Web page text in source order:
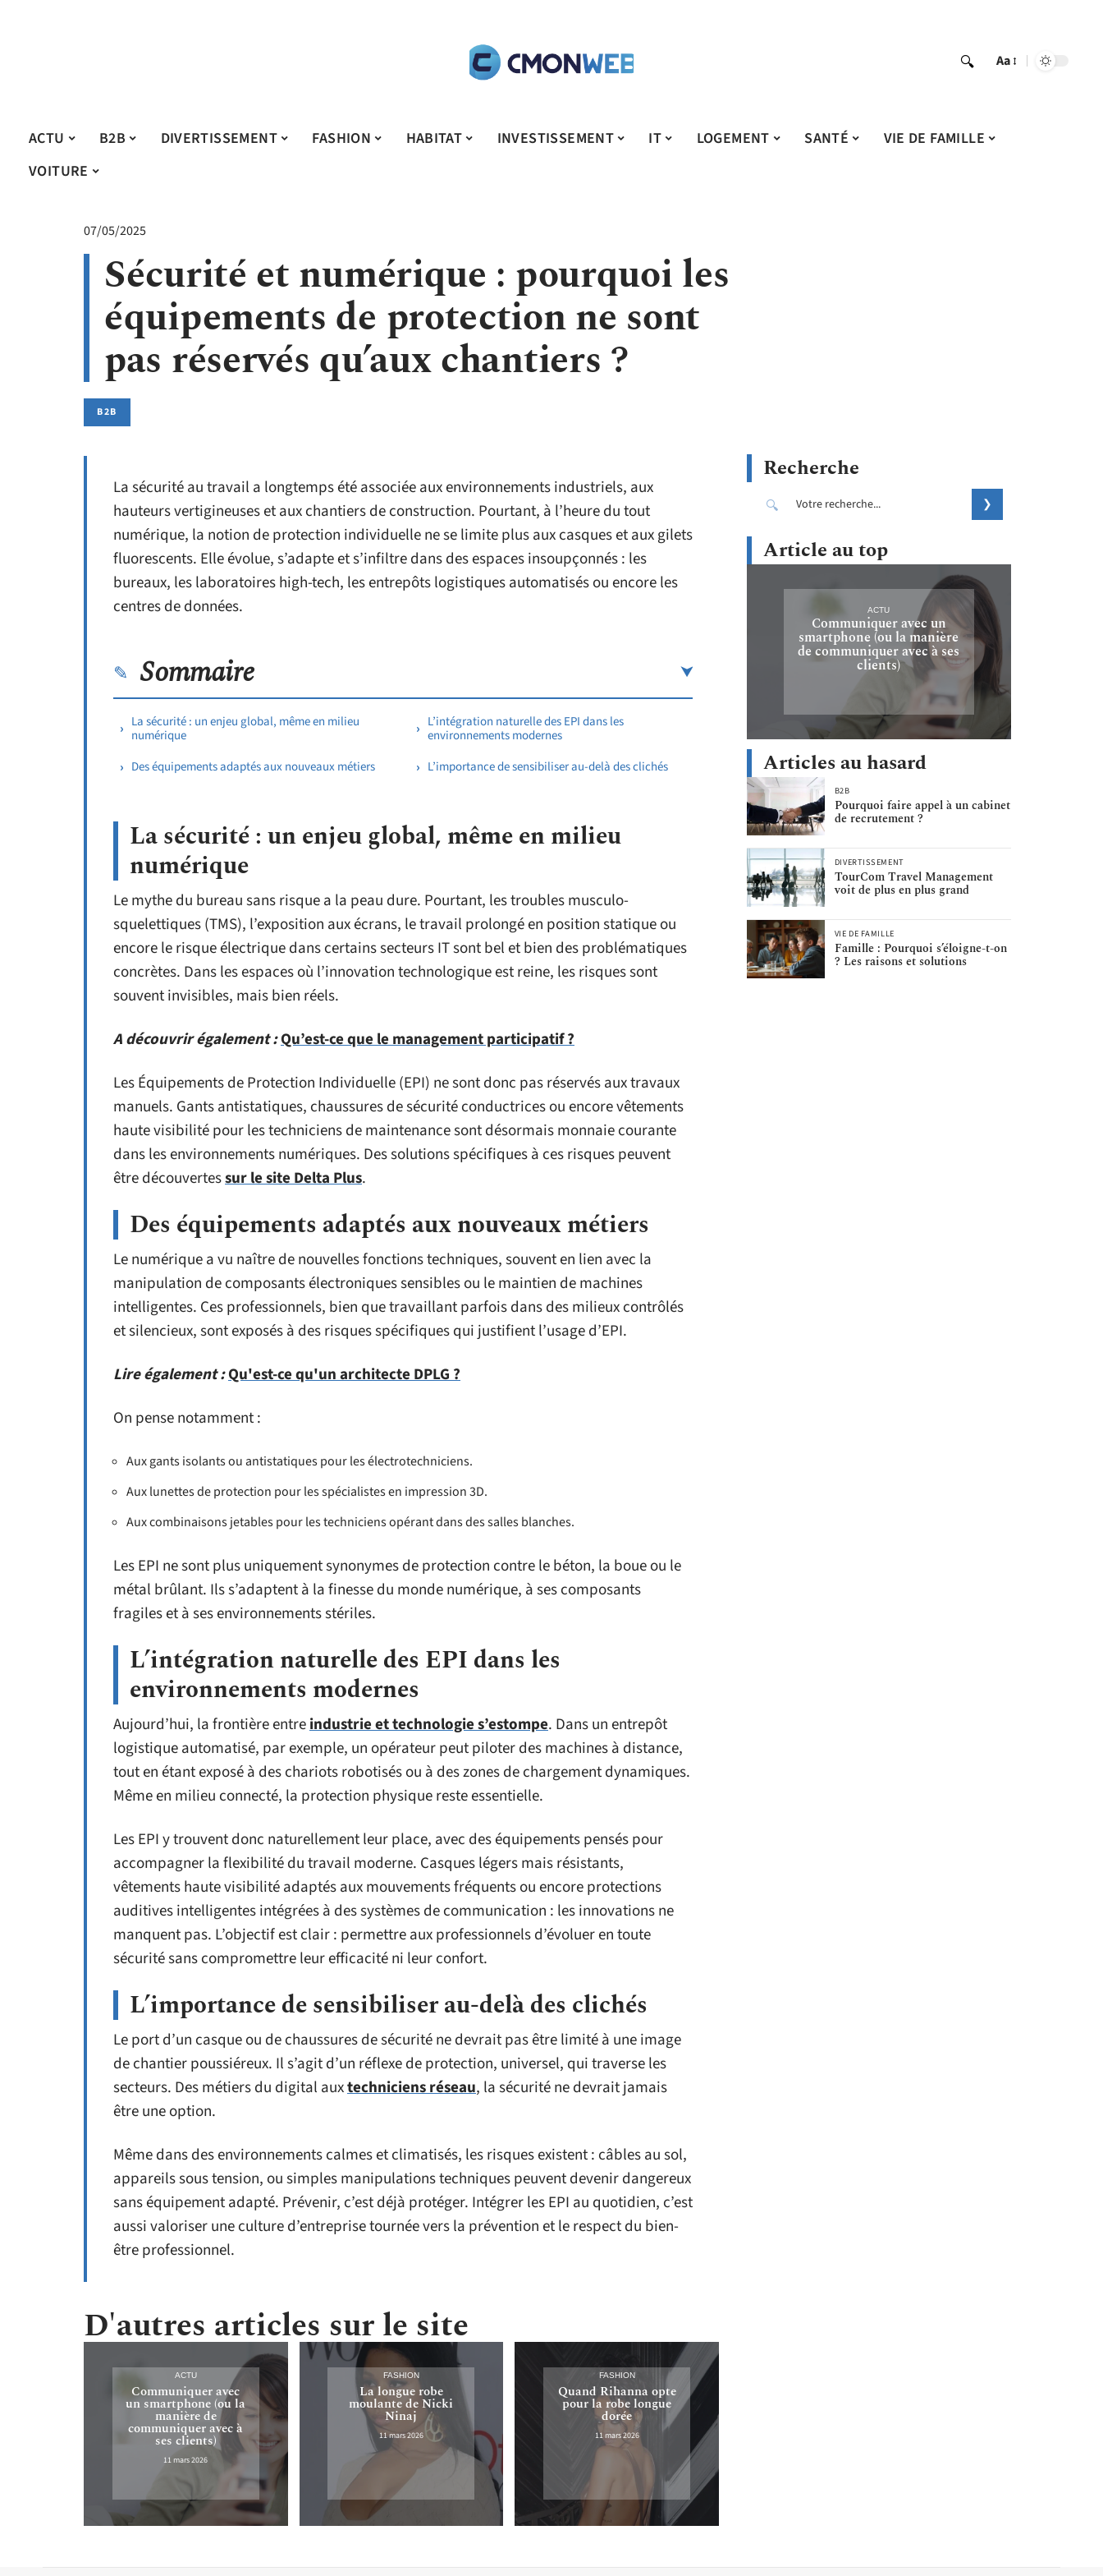
Aa
ACTU B2B DIVERTISSEMENT FASHION HABITAT INVESTISSEMENT IT LOGEMENT SANTÉ
VIE DE FAMILLE
VOITURE
07/05/2025
Sécurité et numérique : pourquoi les
équipements de protection ne sont
pas réservés qu’aux chantiers ?
B2B
La sécurité au travail a longtemps été associée aux environnements industriels, aux
hauteurs vertigineuses et aux chantiers de construction. Pourtant, à l’heure du tout
numérique, la notion de protection individuelle ne se limite plus aux casques et aux gilets
fluorescents. Elle évolue, s’adapte et s’infiltre dans des espaces insoupçonnés : les
bureaux, les laboratoires high-tech, les entrepôts logistiques automatisés ou encore les
centres de données.
Sommaire
La sécurité : un enjeu global, même en milieu
numérique
Des équipements adaptés aux nouveaux métiers
L’intégration naturelle des EPI dans les
environnements modernes
L’importance de sensibiliser au-delà des clichés
La sécurité : un enjeu global, même en milieu
numérique
Le mythe du bureau sans risque a la peau dure. Pourtant, les troubles musculo-
squelettiques (TMS), l’exposition aux écrans, le travail prolongé en position statique ou
encore le risque électrique dans certains secteurs IT sont bel et bien des problématiques
concrètes. Dans les espaces où l’innovation technologique est reine, les risques sont
souvent invisibles, mais bien réels.
A découvrir également :Qu’est-ce que le management participatif ?
Les Équipements de Protection Individuelle (EPI) ne sont donc pas réservés aux travaux
manuels. Gants antistatiques, chaussures de sécurité conductrices ou encore vêtements
haute visibilité pour les techniciens de maintenance sont désormais monnaie courante
dans les environnements numériques. Des solutions spécifiques à ces risques peuvent
être découvertessur le site Delta Plus.
Des équipements adaptés aux nouveaux métiers
Le numérique a vu naître de nouvelles fonctions techniques, souvent en lien avec la
manipulation de composants électroniques sensibles ou le maintien de machines
intelligentes. Ces professionnels, bien que travaillant parfois dans des milieux contrôlés
et silencieux, sont exposés à des risques spécifiques qui justifient l’usage d’EPI.
Lire également :Qu'est-ce qu'un architecte DPLG ?
On pense notamment :
Aux gants isolants ou antistatiques pour les électrotechniciens.
Aux lunettes de protection pour les spécialistes en impression 3D.
Aux combinaisons jetables pour les techniciens opérant dans des salles blanches.
Les EPI ne sont plus uniquement synonymes de protection contre le béton, la boue ou le
métal brûlant. Ils s’adaptent à la finesse du monde numérique, à ses composants
fragiles et à ses environnements stériles.
L’intégration naturelle des EPI dans les
environnements modernes
Aujourd’hui, la frontière entreindustrie et technologie s’estompe. Dans un entrepôt
logistique automatisé, par exemple, un opérateur peut piloter des machines à distance,
tout en étant exposé à des chariots robotisés ou à des zones de chargement dynamiques.
Même en milieu connecté, la protection physique reste essentielle.
Les EPI y trouvent donc naturellement leur place, avec des équipements pensés pour
accompagner la flexibilité du travail moderne. Casques légers mais résistants,
vêtements haute visibilité adaptés aux mouvements fréquents ou encore protections
auditives intelligentes intégrées à des systèmes de communication : les innovations ne
manquent pas. L’objectif est clair : permettre aux professionnels d’évoluer en toute
sécurité sans compromettre leur efficacité ni leur confort.
L’importance de sensibiliser au-delà des clichés
Le port d’un casque ou de chaussures de sécurité ne devrait pas être limité à une image
de chantier poussiéreux. Il s’agit d’un réflexe de protection, universel, qui traverse les
secteurs. Des métiers du digital auxtechniciens réseau, la sécurité ne devrait jamais
être une option.
Même dans des environnements calmes et climatisés, les risques existent : câbles au sol,
appareils sous tension, ou simples manipulations techniques peuvent devenir dangereux
sans équipement adapté. Prévenir, c’est déjà protéger. Intégrer les EPI au quotidien, c’est
aussi valoriser une culture d’entreprise tournée vers la prévention et le respect du bien-
être professionnel.
D'autres articles sur le site
ACTU
Communiquer avec
un smartphone (ou la
manière de
communiquer avec à
ses clients)
11 mars 2026
FASHION
La longue robe
moulante de Nicki
Ninaj
11 mars 2026
FASHION
Quand Rihanna opte
pour la robe longue
dorée
11 mars 2026
Recherche
Article au top
ACTU
Communiquer avec un
smartphone (ou la manière
de communiquer avec à ses
clients)
Articles au hasard
B2B
Pourquoi faire appel à un cabinet
de recrutement ?
DIVERTISSEMENT
TourCom Travel Management
voit de plus en plus grand
VIE DE FAMILLE
Famille : Pourquoi s’éloigne-t-on
? Les raisons et solutions